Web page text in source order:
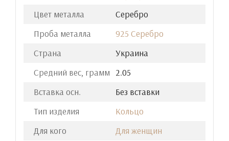
Цвет металла
Серебро
Проба металла
925 Серебро
Страна
Украина
Средний вес, грамм
2.05
Вставка осн.
Без вставки
Тип изделия
Кольцо
Для кого
Для женщин